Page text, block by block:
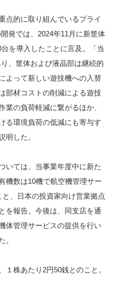
点的に取り組んでいるプライ
発では、 2024年11 月に新筐体
台を導入したことに言及。「当
、筐体および液晶部は継続的
よって新しい遊技機への入替
部材コストの削減による遊技
業の負荷軽減に繋がるほか、
る環境負荷の低減にも寄与す
明した。
いては、当事業年度中に新た
機数は10機で航空機管理サー
と、日本の投資家向け営業拠点
を報告。今後は、同支店を通
体管理サービスの提供を行い
。
１株あたり 2円50銭とのこと。